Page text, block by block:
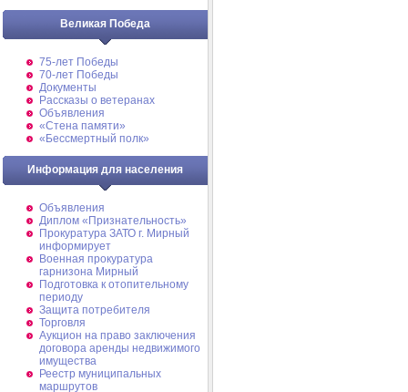
Великая Победа
75-лет Победы
70-лет Победы
Документы
Рассказы о ветеранах
Объявления
«Стена памяти»
«Бессмертный полк»
Информация для населения
Объявления
Диплом «Признательность»
Прокуратура ЗАТО г. Мирный
информирует
Военная прокуратура
гарнизона Мирный
Подготовка к отопительному
периоду
Защита потребителя
Торговля
Аукцион на право заключения
договора аренды недвижимого
имущества
Реестр муниципальных
маршрутов